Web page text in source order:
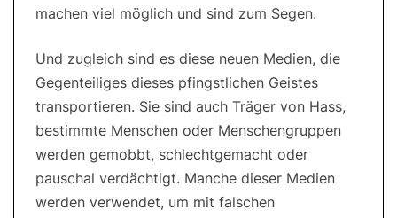
machen viel möglich und sind zum Segen.
Und zugleich sind es diese neuen Medien, die
Gegenteiliges dieses pfingstlichen Geistes
transportieren. Sie sind auch Träger von Hass,
bestimmte Menschen oder Menschengruppen
werden gemobbt, schlechtgemacht oder
pauschal verdächtigt. Manche dieser Medien
werden verwendet, um mit falschen